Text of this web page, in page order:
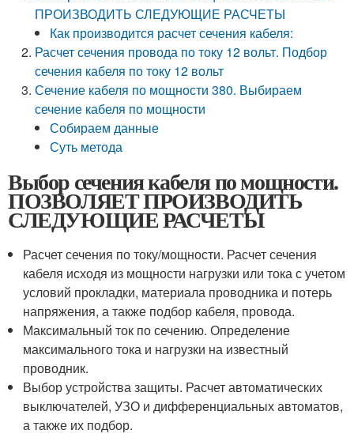
ПРОИЗВОДИТЬ СЛЕДУЮЩИЕ РАСЧЕТЫ
Как производится расчет сечения кабеля:
Расчет сечения провода по току 12 вольт. Подбор
сечения кабеля по току 12 вольт
Сечение кабеля по мощности 380. Выбираем
сечение кабеля по мощности
Собираем данные
Суть метода
Выбор сечения кабеля по мощности.
ПОЗВОЛЯЕТ ПРОИЗВОДИТЬ
СЛЕДУЮЩИЕ РАСЧЕТЫ
Расчет сечения по току/мощности. Расчет сечения
кабеля исходя из мощности нагрузки или тока с учетом
условий прокладки, материала проводника и потерь
напряжения, а также подбор кабеля, провода.
Максимальный ток по сечению. Определение
максимального тока и нагрузки на известный
проводник.
Выбор устройства защиты. Расчет автоматических
выключателей, УЗО и дифференциальных автоматов,
а также их подбор.